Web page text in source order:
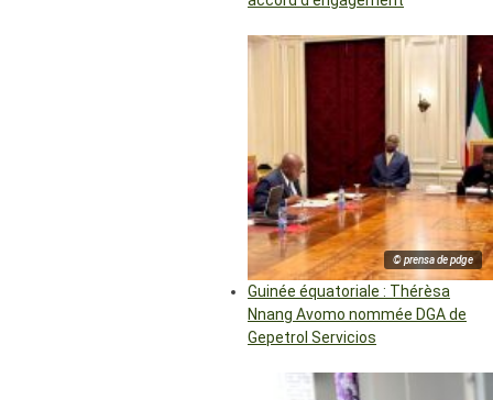
© prensa de pdge
Guinée équatoriale : Thérèsa
Nnang Avomo nommée DGA de
Gepetrol Servicios